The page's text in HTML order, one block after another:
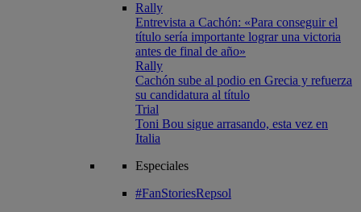
Rally
Entrevista a Cachón: «Para conseguir el
título sería importante lograr una victoria
antes de final de año»
Rally
Cachón sube al podio en Grecia y refuerza
su candidatura al título
Trial
Toni Bou sigue arrasando, esta vez en
Italia
Especiales
#FanStoriesRepsol